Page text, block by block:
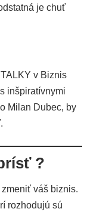
je chuť
v Biznis
inšpiratívnymi
Milan Dubec, by
?
váš biznis.
rozhodujú sú